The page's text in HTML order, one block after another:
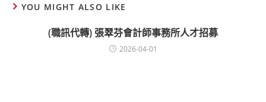
YOU MIGHT ALSO LIKE
(職訊代轉) 張翠芬會計師事務所人才招募
2026-04-01